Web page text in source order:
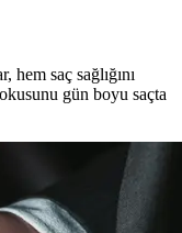
saç sağlığını
gün boyu saçta